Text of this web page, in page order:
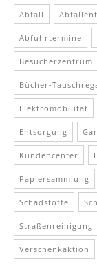
Abfall
Abfuhrtermine
Besucherzentrum
Bücher-
Elektromobilität
Entsorgung
Kundencenter
Papiersammlung
Schadstoffe
Straßenreinigung
Verschenkaktion